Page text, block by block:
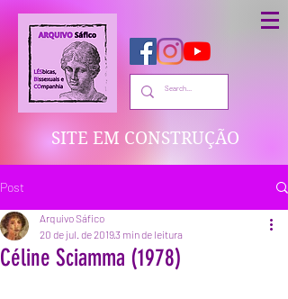
SITE EM CONSTRUÇÃO
Post
Céline Sciamma (1978)
Arquivo Sáfico
20 de jul. de 20193 min de leitura